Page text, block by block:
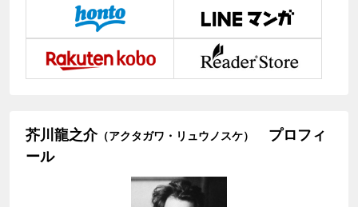
芥川龍之介（アクタガワ・リュウノスケ）
プロフィ
ール